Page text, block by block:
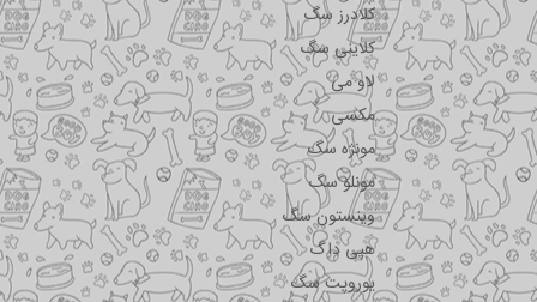
کلادرز سگ
کلاینی سگ
لاو می
مکسی
مونژه سگ
مونلو سگ
وینستون سگ
هپی داگ
یوروپت سگ